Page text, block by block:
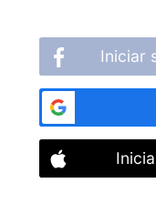
Iniciar